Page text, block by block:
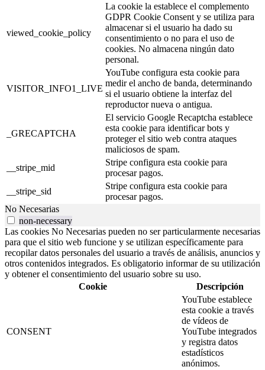
viewed_cookie_policy
La cookie la establece el complemento
GDPR Cookie Consent y se utiliza para
almacenar si el usuario ha dado su
consentimiento o no para el uso de
cookies. No almacena ningún dato
personal.
VISITOR_INFO1_LIVE
YouTube configura esta cookie para
medir el ancho de banda, determinando
si el usuario obtiene la interfaz del
reproductor nueva o antigua.
_GRECAPTCHA
El servicio Google Recaptcha establece
esta cookie para identificar bots y
proteger el sitio web contra ataques
maliciosos de spam.
__stripe_mid
Stripe configura esta cookie para
procesar pagos.
__stripe_sid
Stripe configura esta cookie para
procesar pagos.
No Necesarias
non-necessary
Las cookies No Necesarias pueden no ser particularmente necesarias
para que el sitio web funcione y se utilizan específicamente para
recopilar datos personales del usuario a través de análisis, anuncios y
otros contenidos integrados. Es obligatorio informar de su utilización
y obtener el consentimiento del usuario sobre su uso.
Cookie
Descripción
CONSENT
YouTube establece
esta cookie a través
de vídeos de
YouTube integrados
y registra datos
estadísticos
anónimos.